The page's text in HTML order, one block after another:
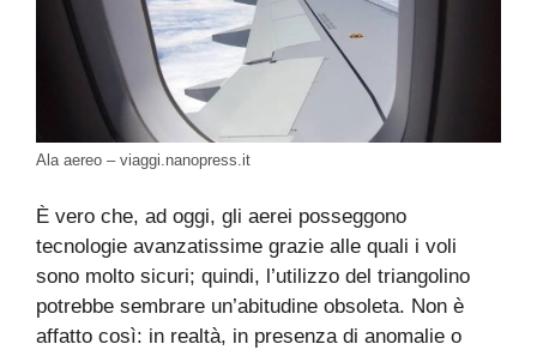
Ala aereo – viaggi.nanopress.it
È vero che, ad oggi, gli aerei posseggono
tecnologie avanzatissime grazie alle quali i voli
sono molto sicuri; quindi, l’utilizzo del triangolino
potrebbe sembrare un’abitudine obsoleta. Non è
affatto così: in realtà, in presenza di anomalie o